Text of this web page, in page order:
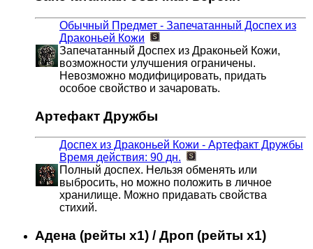
Обычный Предмет - Запечатанный Доспех из
Драконьей Кожи
Запечатанный Доспех из Драконьей Кожи,
возможности улучшения ограничены.
Невозможно модифицировать, придать
особое свойство и зачаровать.
Артефакт Дружбы
Доспех из Драконьей Кожи - Артефакт Дружбы
Время действия: 90 дн.
Полный доспех. Нельзя обменять или
выбросить, но можно положить в личное
хранилище. Можно придавать свойства
стихий.
Адена (рейты x1) / Дроп (рейты x1)